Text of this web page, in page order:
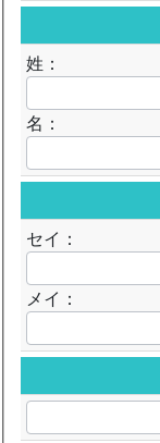
姓：
名：
セイ：
メイ：